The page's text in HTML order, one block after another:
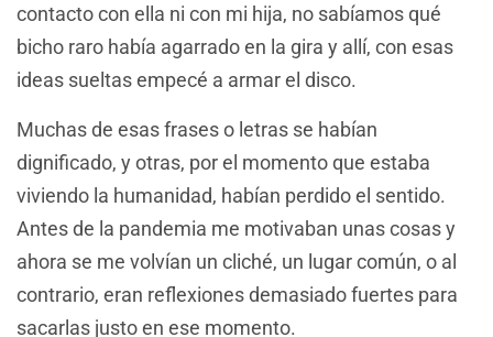
contacto con ella ni con mi hija, no sabíamos qué
bicho raro había agarrado en la gira y allí, con esas
ideas sueltas empecé a armar el disco.
Muchas de esas frases o letras se habían
dignificado, y otras, por el momento que estaba
viviendo la humanidad, habían perdido el sentido.
Antes de la pandemia me motivaban unas cosas y
ahora se me volvían un cliché, un lugar común, o al
contrario, eran reflexiones demasiado fuertes para
sacarlas justo en ese momento.